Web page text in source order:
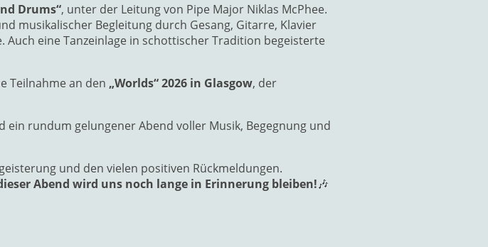
Drums“, unter der Leitung von Pipe Major Niklas McPhee.
musikalischer Begleitung durch Gesang, Gitarre, Klavier
eine Tanzeinlage in schottischer Tradition begeisterte
Teilnahme an den „Worlds“ 2026 in Glasgow, der
rundum gelungener Abend voller Musik, Begegnung und
und den vielen positiven Rückmeldungen.
Abend wird uns noch lange in Erinnerung bleiben!🎶